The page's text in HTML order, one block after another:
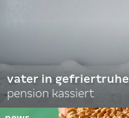
vater in gefriertruhe
pension kassiert